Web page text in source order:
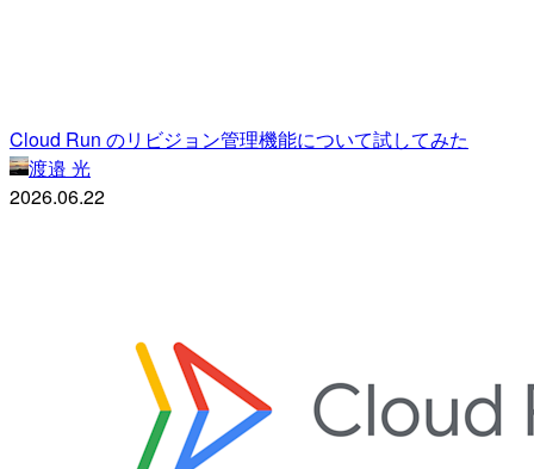
Cloud Run のリビジョン管理機能について試してみた
渡邉 光
2026.06.22